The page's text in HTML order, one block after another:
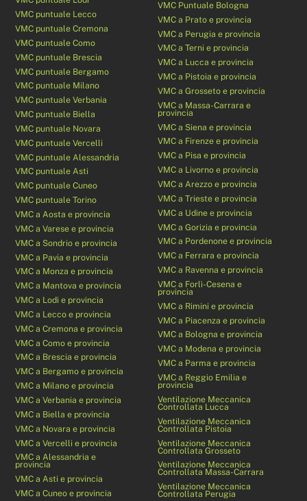
VMC puntuale Lecco
VMC puntuale Cremona
VMC puntuale Como
VMC puntuale Brescia
VMC puntuale Bergamo
VMC puntuale Milano
VMC puntuale Verbania
VMC puntuale Biella
VMC puntuale Novara
VMC puntuale Vercelli
VMC puntuale Alessandria
VMC puntuale Asti
VMC puntuale Cuneo
VMC puntuale Torino
VMC a Aosta e provincia
VMC a Varese e provincia
VMC a Sondrio e provincia
VMC a Pavia e provincia
VMC a Monza e provincia
VMC a Mantova e provincia
VMC a Lodi e provincia
VMC a Lecco e provincia
VMC a Cremona e provincia
VMC a Como e provincia
VMC a Brescia e provincia
VMC a Bergamo e provincia
VMC a Milano e provincia
VMC a Verbania e provincia
VMC a Biella e provincia
VMC a Novara e provincia
VMC a Vercelli e provincia
VMC a Alessandria e
provincia
VMC a Asti e provincia
VMC a Cuneo e provincia
VMC Puntuale Bologna
VMC a Prato e provincia
VMC a Perugia e provincia
VMC a Terni e provincia
VMC a Lucca e provincia
VMC a Pistoia e provincia
VMC a Grosseto e provincia
VMC a Massa-Carrara e
provincia
VMC a Siena e provincia
VMC a Firenze e provincia
VMC a Pisa e provincia
VMC a Livorno e provincia
VMC a Arezzo e provincia
VMC a Trieste e provincia
VMC a Udine e provincia
VMC a Gorizia e provincia
VMC a Pordenone e provincia
VMC a Ferrara e provincia
VMC a Ravenna e provincia
VMC a Forlì-Cesena e
provincia
VMC a Rimini e provincia
VMC a Piacenza e provincia
VMC a Bologna e provincia
VMC a Modena e provincia
VMC a Parma e provincia
VMC a Reggio Emilia e
provincia
Ventilazione Meccanica
Controllata Lucca
Ventilazione Meccanica
Controllata Pistoia
Ventilazione Meccanica
Controllata Grosseto
Ventilazione Meccanica
Controllata Massa-Carrara
Ventilazione Meccanica
Controllata Perugia